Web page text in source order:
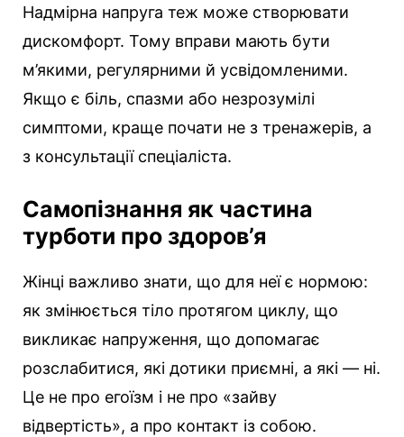
Надмірна напруга теж може створювати
дискомфорт. Тому вправи мають бути
м’якими, регулярними й усвідомленими.
Якщо є біль, спазми або незрозумілі
симптоми, краще почати не з тренажерів, а
з консультації спеціаліста.
Самопізнання як частина
турботи про здоров’я
Жінці важливо знати, що для неї є нормою:
як змінюється тіло протягом циклу, що
викликає напруження, що допомагає
розслабитися, які дотики приємні, а які — ні.
Це не про егоїзм і не про «зайву
відвертість», а про контакт із собою.